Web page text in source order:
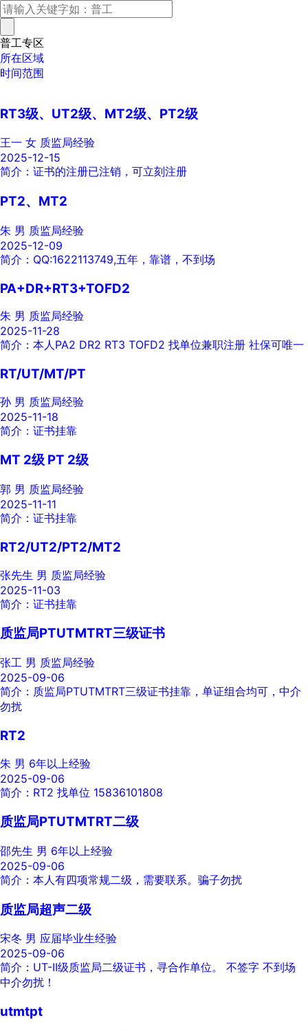
普工专区
所在区域
时间范围
RT3级、UT2级、MT2级、PT2级
王一 女 质监局经验
2025-12-15
简介：证书的注册已注销，可立刻注册
PT2、MT2
朱 男 质监局经验
2025-12-09
简介：QQ:1622113749,五年，靠谱，不到场
PA+DR+RT3+TOFD2
朱 男 质监局经验
2025-11-28
简介：本人PA2 DR2 RT3 TOFD2 找单位兼职注册 社保可唯一
RT/UT/MT/PT
孙 男 质监局经验
2025-11-18
简介：证书挂靠
MT 2级 PT 2级
郭 男 质监局经验
2025-11-11
简介：证书挂靠
RT2/UT2/PT2/MT2
张先生 男 质监局经验
2025-11-03
简介：证书挂靠
质监局PTUTMTRT三级证书
张工 男 质监局经验
2025-09-06
简介：质监局PTUTMTRT三级证书挂靠，单证组合均可，中介
勿扰
RT2
朱 男 6年以上经验
2025-09-06
简介：RT2 找单位 15836101808
质监局PTUTMTRT二级
邵先生 男 6年以上经验
2025-09-06
简介：本人有四项常规二级，需要联系。骗子勿扰
质监局超声二级
宋冬 男 应届毕业生经验
2025-09-06
简介：UT-II级质监局二级证书，寻合作单位。 不签字 不到场
中介勿扰！
utmtpt